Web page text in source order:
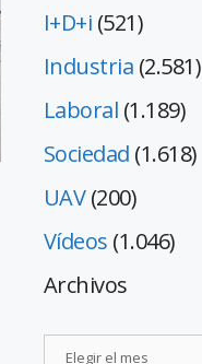
I+D+i (521)
Industria (2.581)
Laboral (1.189)
Sociedad (1.618)
UAV(200)
Vídeos (1.046)
Archivos